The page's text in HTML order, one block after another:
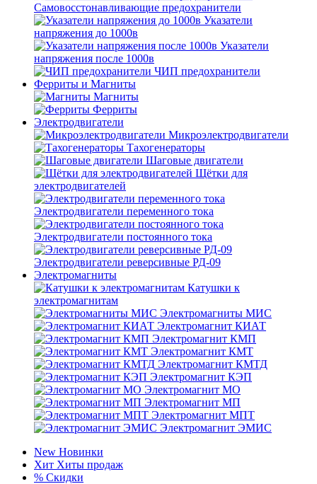
Самовосстонавливающие предохранители
Указатели
напряжения до 1000в
Указатели
напряжения после 1000в
ЧИП предохранители
Ферриты и Магниты
Магниты
Ферриты
Электродвигатели
Микроэлектродвигатели
Тахогенераторы
Шаговые двигатели
Щётки для
электродвигателей
Электродвигатели переменного тока
Электродвигатели постоянного тока
Электродвигатели реверсивные РД-09
Электромагниты
Катушки к
электромагнитам
Электромагниты МИС
Электромагнит КИАТ
Электромагнит КМП
Электромагнит КМТ
Электромагнит КМТД
Электромагнит КЭП
Электромагнит МО
Электромагнит МП
Электромагнит МПТ
Электромагнит ЭМИС
New Новинки
Хит Хиты продаж
% Скидки